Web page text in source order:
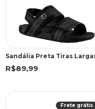
R$89,99
Frete grátis